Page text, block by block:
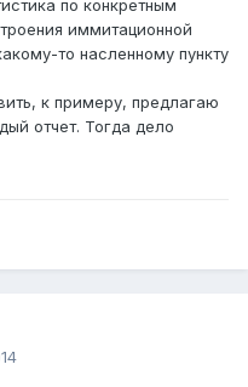
по конкретным
иммитационной
то насленному пункту
к примеру, предлагаю
отчет. Тогда дело